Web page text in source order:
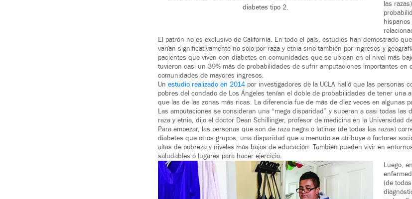
diabetes tipo 2.
las
El patrón no es exclusivo de California. En todo el país, estudios han demostrado
varían significativamente no solo por raza y etnia sino también por ingresos y
pacientes que viven con diabetes en comunidades que se ubican en el nivel más
tuvieron casi un 39% más de probabilidades de sufrir amputaciones importantes en
comunidades de mayores ingresos.
Un estudio realizado en 2014 por investigadores de la UCLA halló que las personas
pobres del condado de Los Ángeles tenían el doble de probabilidades de tener una
que las de las zonas más ricas. La diferencia fue de más de diez veces en algunas
Las amputaciones se consideran una “mega disparidad” y superan a casi todas las
raza y etnia, dijo el doctor Dean Schillinger, profesor de medicina en la Universidad
Para empezar, las personas que son de raza negra o latinas (de todas las razas)
diabetes que otros grupos, una disparidad que a menudo se atribuye a factores
altas de pobreza y niveles más bajos de educación. También pueden vivir en
saludables o lugares para hacer ejercicio.
Luego,
(de